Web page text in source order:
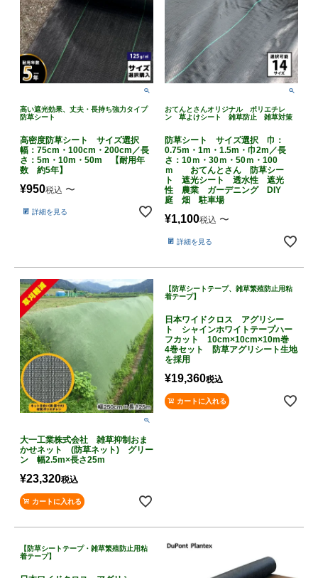
高い遮光効果、丈夫・長持ち強力タイプ
防草シート
高密度防草シート サイズ選択
幅：75cm・100cm・200cm／長
さ：5m・10m・50m 【耐用年
数 約5年】
¥950税込 〜
詳細を見る
おてんとさんオリジナル ポリエチレ
ン 草よけシート 雑草防止 雑草対策
防草シート サイズ選択 巾：
0.75m・1m・1.5m・巾2m／長
さ：10ｍ・30ｍ・50ｍ・100
ｍ おてんとさん 防草シー
ト 遮光シート 透水性 遮光
性 農業 ガーデニング DIY
庭 畑 駐車場
¥1,100税込 〜
詳細を見る
大一工業株式会社 雑草抑制おま
かせネット (防草ネット) グリー
ン 幅2.5m×長さ25m
¥23,320税込
カートに入れる
【防草シートテープ、雑草繁殖防止用粘
着テープ】
日本ワイドクロス アグリシー
ト シャインホワイトテープハー
フカット 10cm×10cm×10m巻
4巻セット 防草アグリシート生地
を採用
¥19,360税込
カートに入れる
【防草シートテープ・雑草繁殖防止用粘
着テープ】